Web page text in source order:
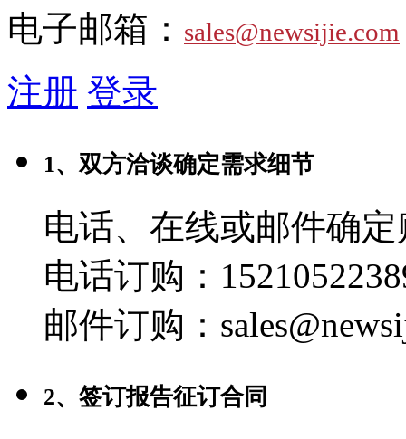
电子邮箱： sales@newsijie.com
注册 登录
1、双方洽谈确定需求细节
电话、在线或邮件确
电话订购：
邮件订购：
2、签订报告征订合同